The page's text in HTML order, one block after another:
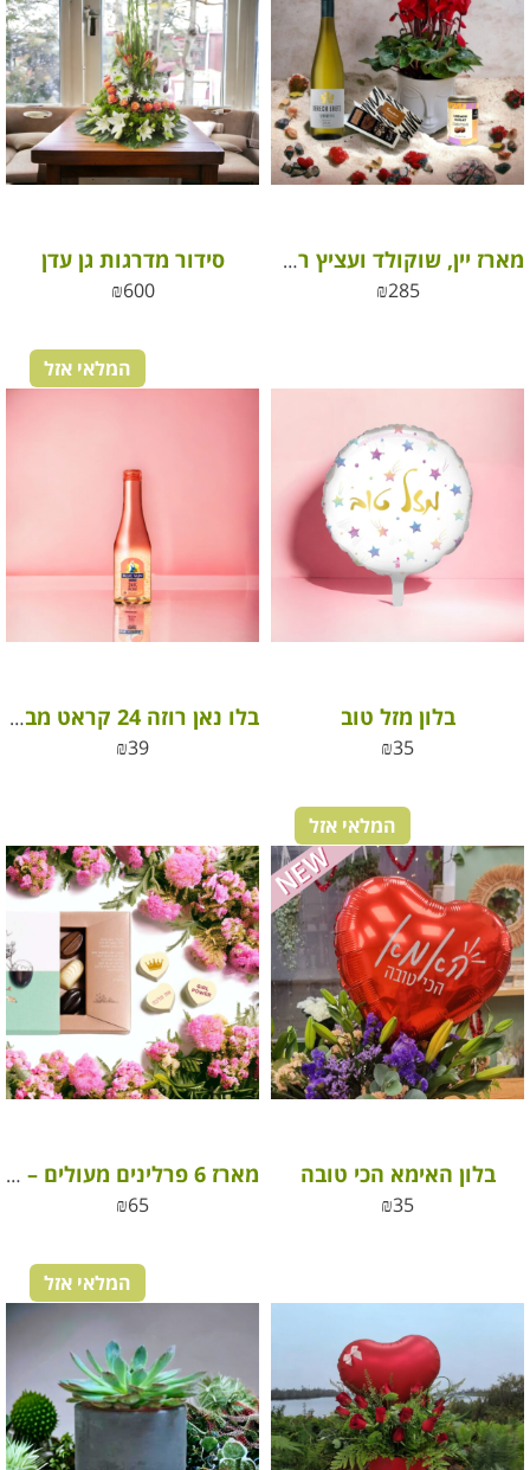
מארז יין, שוקולד ועציץ רקפת בכלי קרמיקה לילך
₪285
סידור מדרגות גן עדן
₪600
בלון מזל טוב
₪35
המלאי אזל
בלו נאן רוזה 24 קראט מבעבע – Blue Nun Rosé 24K
₪39
המלאי אזל
בלון האימא הכי טובה
₪35
מארז 6 פרלינים מעולים – את מלכה!
₪65
המלאי אזל